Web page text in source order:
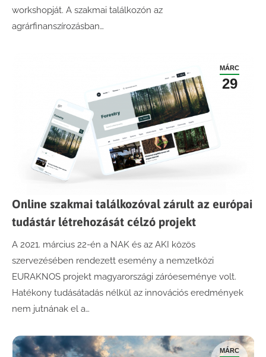
workshopját. A szakmai találkozón az
agrárfinanszírozásban…
MÁRC
29
Online szakmai találkozóval zárult az európai
tudástár létrehozását célzó projekt
A 2021. március 22-én a NAK és az AKI közös
szervezésében rendezett esemény a nemzetközi
EURAKNOS projekt magyarországi záróeseménye volt.
Hatékony tudásátadás nélkül az innovációs eredmények
nem jutnának el a…
MÁRC